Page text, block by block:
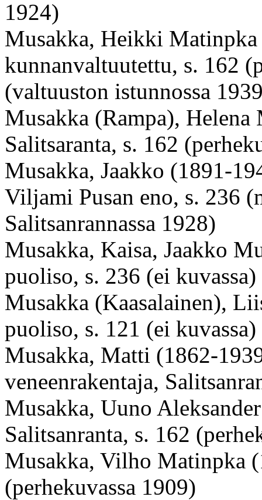
1924)
Musakka, Heikki
kunnanvaltuutettu, s. 162
(valtuuston istunnossa
Musakka (Rampa),
Salitsaranta, s. 162
Musakka, Jaakko (1891-
Viljami Pusan eno, s. 236
Salitsanrannassa 1928)
Musakka, Kaisa, Jaakko
puoliso, s. 236 (ei kuvassa)
Musakka (Kaasalainen),
puoliso, s. 121 (ei kuvassa)
Musakka, Matti (1862-
veneenrakentaja,
Musakka, Uuno
Salitsanranta, s. 162
Musakka, Vilho Matinpka
(perhekuvassa 1909)